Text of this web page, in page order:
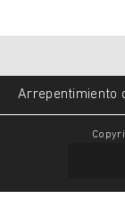
Arrepentimiento